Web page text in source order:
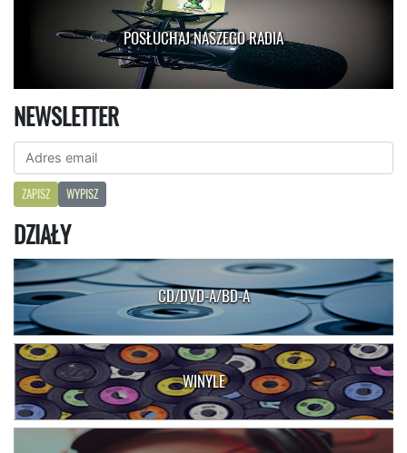
POSŁUCHAJ NASZEGO RADIA
NEWSLETTER
ZAPISZ WYPISZ
DZIAŁY
CD/DVD-A/BD-A
WINYLE